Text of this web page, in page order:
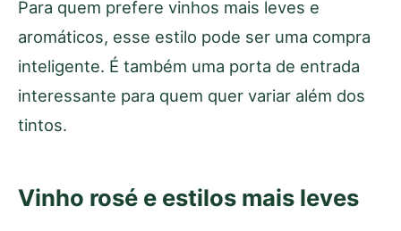
Para quem prefere vinhos mais leves e
aromáticos, esse estilo pode ser uma compra
inteligente. É também uma porta de entrada
interessante para quem quer variar além dos
tintos.
Vinho rosé e estilos mais leves